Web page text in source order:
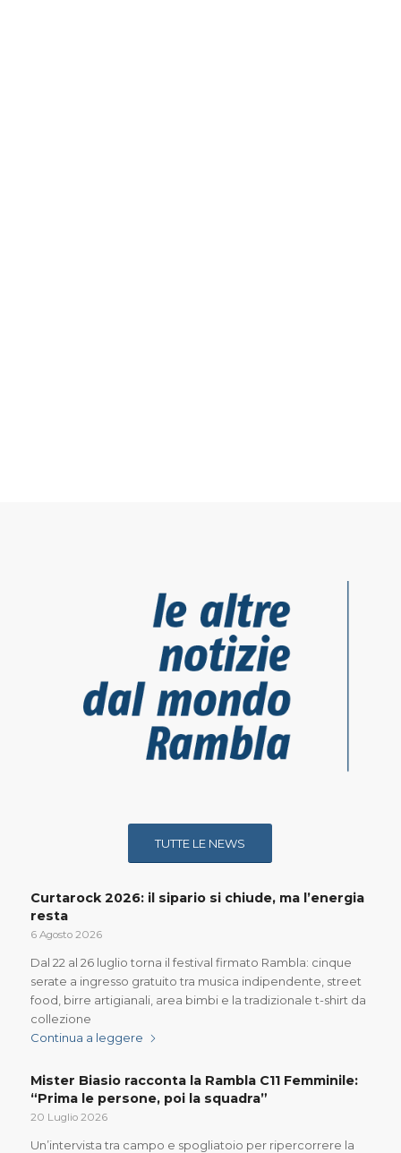
TUTTE LE NEWS
Curtarock 2026: il sipario si chiude, ma l’energia
resta
6 Agosto 2026
Dal 22 al 26 luglio torna il festival firmato Rambla: cinque
serate a ingresso gratuito tra musica indipendente, street
food, birre artigianali, area bimbi e la tradizionale t-shirt da
collezione
Continua a leggere
Mister Biasio racconta la Rambla C11 Femminile:
“Prima le persone, poi la squadra”
20 Luglio 2026
Un’intervista tra campo e spogliatoio per ripercorrere la